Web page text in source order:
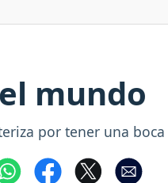
mundo
por tener una